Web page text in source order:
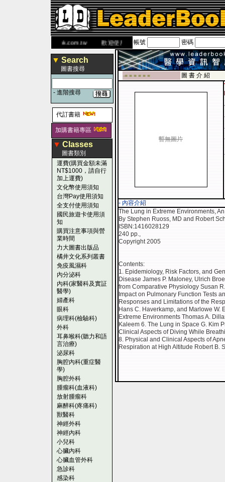
www.leaderbook.com.tw歡迎使用 國民旅遊卡！！
帳號 密碼
▼ Search
圖書搜尋
- 進階搜尋
代訂書籍
加購書籍專區
▼ Classes
圖書類別
運費(購買金額未滿
NT$1000，請自行
加上運費)
文化幣使用須知
台灣Pay使用須知
全支付使用須知
國民旅遊卡使用須
知
購買注意事項與營
業時間
力大圖書出版品
橘井文化系列叢書
免疫風濕科
內分泌科
內科(家醫科及實証
醫學)
婦產科
眼科
病理科(檢驗科)
外科
耳鼻喉科(聽力和語
言治療)
泌尿科
胸腔內科(重症醫
學)
胸腔外科
腫瘤科(血液科)
放射腫瘤科
麻醉科(疼痛科)
獸醫科
神經外科
神經內科
小兒科
心臟內科
心臟血管外科
急診科
感染科
-■ ■ ■ ■ ■ ■ 圖 書 介 紹
暫無圖片
- 內容介紹
The Lung in Extreme Environments,
By Stephen Ruoss, MD and Robert
ISBN:1416028129
240 pp.,
Copyright 2005
Contents:
1. Epidemiology, Risk Factors, and
Disease James P. Maloney, Ulrich
from Comparative Physiology Susan
Impact on Pulmonary Function Tests
Responses and Limitations of the
Hans C. Haverkamp, and Marlowe W.
Extreme Environments Thomas A.
Kaleem 6. The Lung in Space G. Kim
Clinical Aspects of Diving While
8. Physical and Clinical Aspects of
Respiration at High Altitude Robert B.